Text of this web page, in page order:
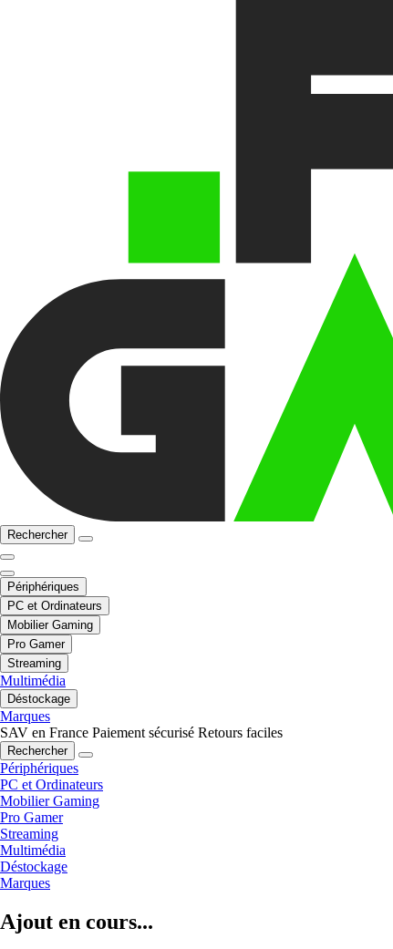
Rechercher
Périphériques
PC et Ordinateurs
Mobilier Gaming
Pro Gamer
Streaming
Multimédia
Déstockage
Marques
SAV en France Paiement sécurisé Retours faciles
Rechercher
Périphériques
PC et Ordinateurs
Mobilier Gaming
Pro Gamer
Streaming
Multimédia
Déstockage
Marques
Ajout en cours...